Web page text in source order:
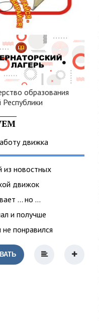
движка
из новостных
движок
... но ...
и получше
понравился